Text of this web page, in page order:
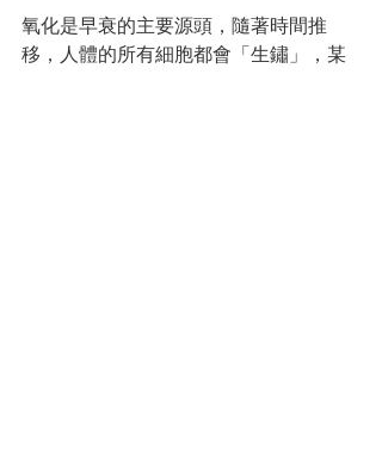
氧化是早衰的主要源頭，隨著時間推
移，人體的所有細胞都會「生鏽」，某